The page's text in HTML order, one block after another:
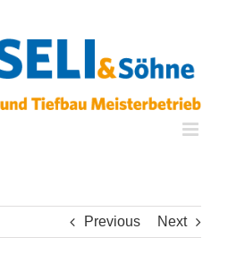
Previous Next